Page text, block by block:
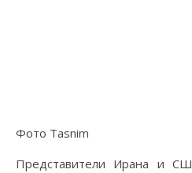
Фото Tasnim
Представители Ирана и